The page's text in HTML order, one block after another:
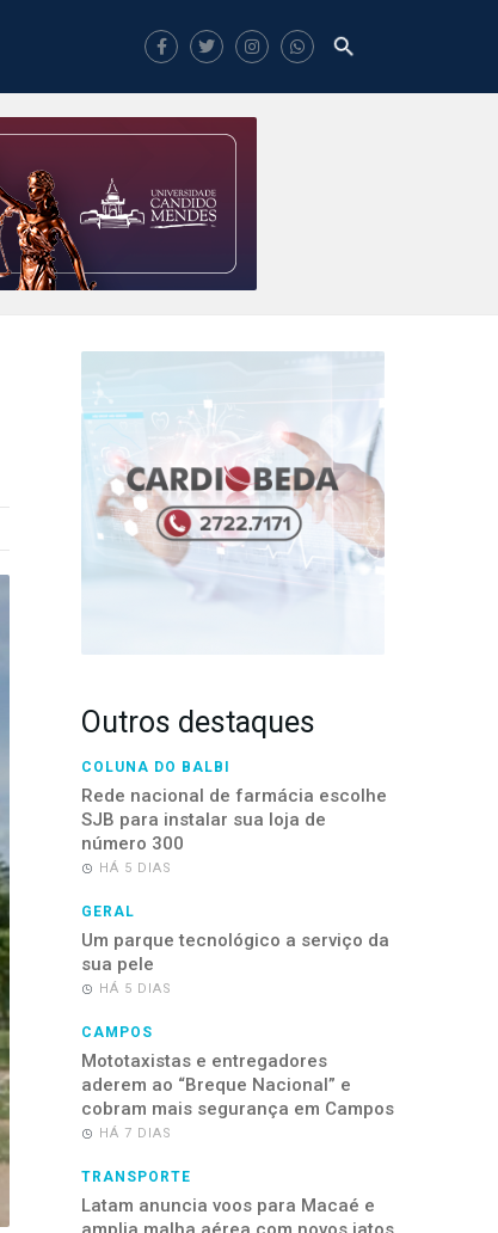
Outros destaques
COLUNA DO BALBI
Rede nacional de farmácia escolhe
SJB para instalar sua loja de
número 300
HÁ 5 DIAS
GERAL
Um parque tecnológico a serviço da
sua pele
HÁ 5 DIAS
CAMPOS
Mototaxistas e entregadores
aderem ao “Breque Nacional” e
cobram mais segurança em Campos
HÁ 7 DIAS
TRANSPORTE
Latam anuncia voos para Macaé e